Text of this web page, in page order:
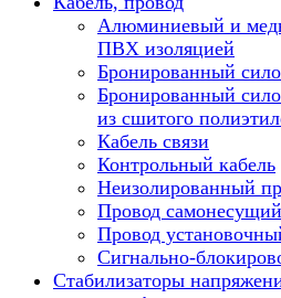
Алюминиевый и
ПВХ изоляцией
Бронированный
Бронированный
из сшитого
Кабель связи
Контрольный кабель
Неизолированный
Провод
Провод
Сигнально-
Стабилизаторы